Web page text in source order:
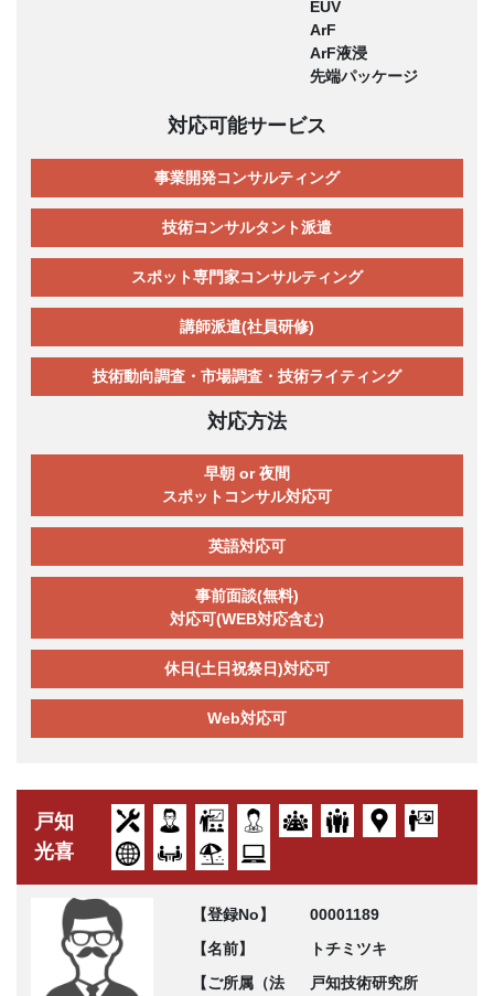
EUV
ArF
ArF液浸
先端パッケージ
対応可能サービス
事業開発コンサルティング
技術コンサルタント派遣
スポット専門家コンサルティング
講師派遣(社員研修)
技術動向調査・市場調査・技術ライティング
対応方法
早朝 or 夜間
スポットコンサル対応可
英語対応可
事前面談(無料)
対応可(WEB対応含む)
休日(土日祝祭日)対応可
Web対応可
戸知
光喜
【登録No】
00001189
【名前】
トチミツキ
【ご所属（法
戸知技術研究所